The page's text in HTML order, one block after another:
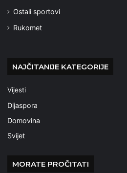
Ostali sportovi
Rukomet
NAJČITANIJE KATEGORIJE
Vijesti
Dijaspora
Domovina
Svijet
MORATE PROČITATI